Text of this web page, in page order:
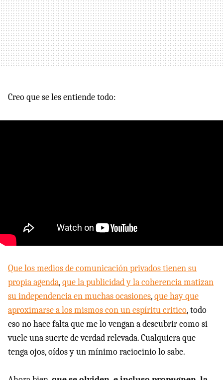
Creo que se les entiende todo:
Que los medios de comunicación privados tienen su
propia agenda,que la publicidad y la coherencia matizan
su independencia en muchas ocasiones,que hay que
aproximarse a los mismos con un espíritu critico, todo
eso no hace falta que me lo vengan a descubrir como si
vuele una suerte de verdad relevada. Cualquiera que
tenga ojos, oídos y un mínimo raciocinio lo sabe.